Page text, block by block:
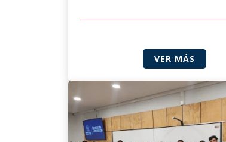
VER MÁS